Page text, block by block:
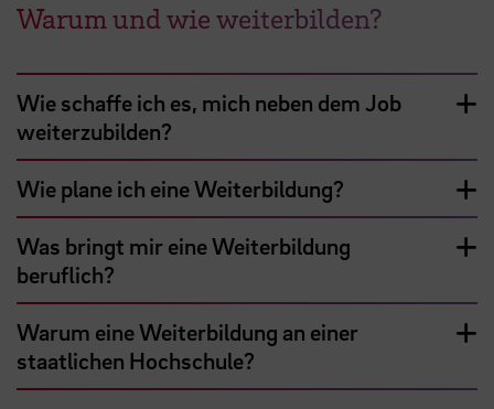
Warum und wie weiterbilden?
Wie schaffe ich es, mich neben dem Job
weiterzubilden?
Wie plane ich eine Weiterbildung?
Was bringt mir eine Weiterbildung
beruflich?
Warum eine Weiterbildung an einer
staatlichen Hochschule?